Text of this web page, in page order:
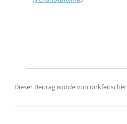
Dieser Beitrag wurdevondirkfeitscher